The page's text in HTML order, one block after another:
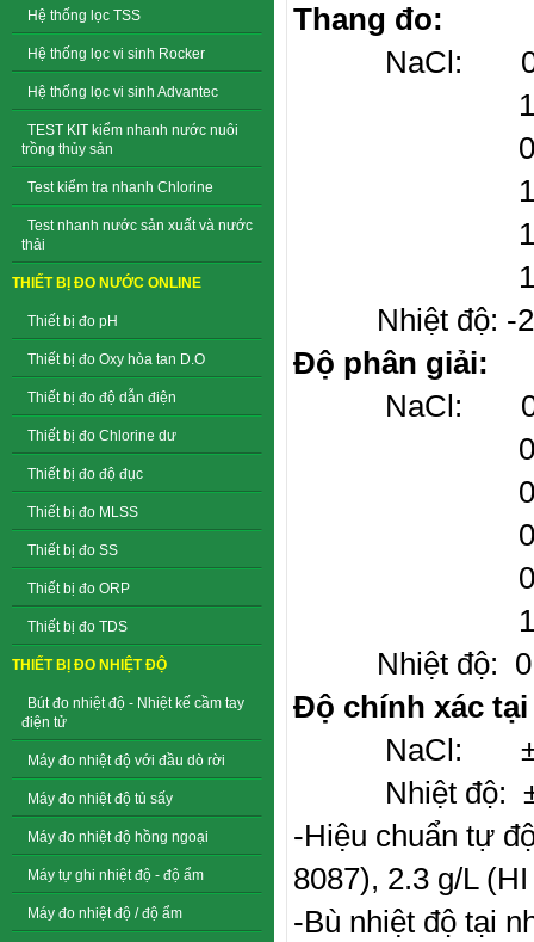
Hệ thống lọc TSS
Hệ thống lọc vi sinh Rocker
Hệ thống lọc vi sinh Advantec
TEST KIT kiểm nhanh nước nuôi
trồng thủy sản
Test kiểm tra nhanh Chlorine
Test nhanh nước sản xuất và nước
thải
THIẾT BỊ ĐO NƯỚC ONLINE
Thiết bị đo pH
Thiết bị đo Oxy hòa tan D.O
Thiết bị đo độ dẫn điện
Thiết bị đo Chlorine dư
Thiết bị đo độ đục
Thiết bị đo MLSS
Thiết bị đo SS
Thiết bị đo ORP
Thiết bị đo TDS
THIẾT BỊ ĐO NHIỆT ĐỘ
Bút đo nhiệt độ - Nhiệt kế cầm tay
điện tử
Máy đo nhiệt độ với đầu dò rời
Máy đo nhiệt độ tủ sấy
Máy đo nhiệt độ hồng ngoại
Máy tự ghi nhiệt độ - độ ẩm
Máy đo nhiệt độ / độ ẩm
Thang đo:
NaCl: 0.00
15.0 to
0.150 to
1.50 to
15.0 to
150 to
Nhiệt độ: -
Độ phân giải:
NaCl:
0.1
0.001
0.01 g/
0.1 g/L
1 g/L
Nhiệt độ:
Độ chính xác tại
NaCl: ±0.05
Nhiệt độ:
-Hiệu chuẩn tự
8087), 2.3 g/L
-Bù nhiệt độ tại